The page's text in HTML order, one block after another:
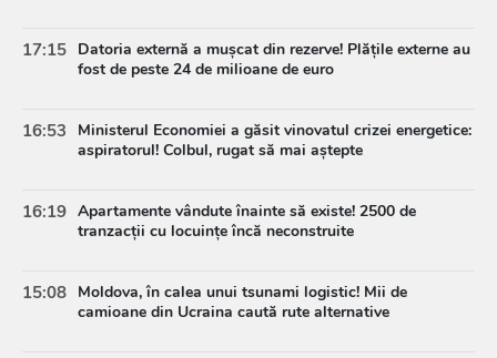
17:15 Datoria externă a mușcat din rezerve! Plățile externe au
fost de peste 24 de milioane de euro
16:53
Ministerul Economiei a găsit vinovatul crizei energetice:
aspiratorul! Colbul, rugat să mai aștepte
16:19 Apartamente vândute înainte să existe! 2500 de
tranzacții cu locuințe încă neconstruite
15:08 Moldova, în calea unui tsunami logistic! Mii de
camioane din Ucraina caută rute alternative